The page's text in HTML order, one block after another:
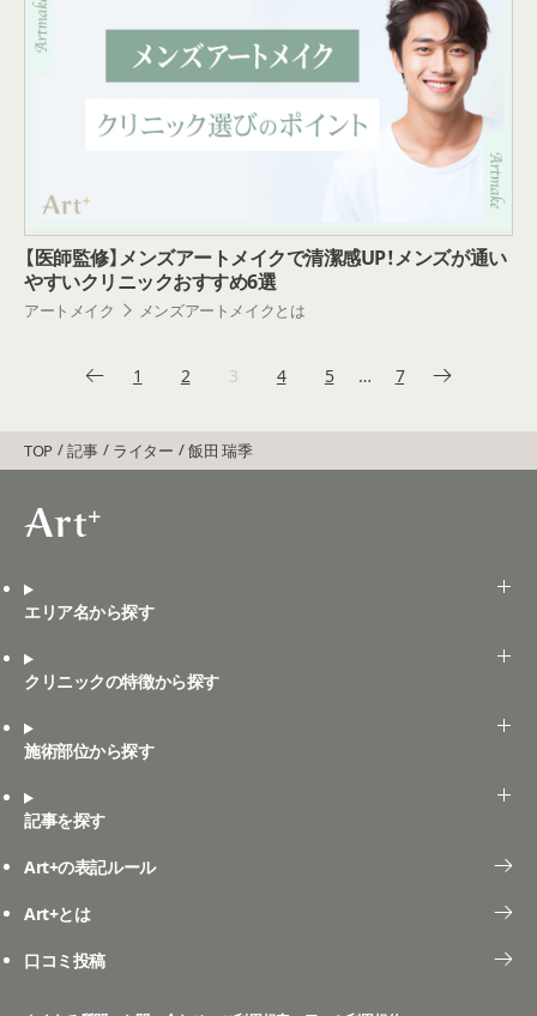
【医師監修】メンズアートメイクで清潔感UP！メンズが通い
やすいクリニックおすすめ6選
アートメイク メンズアートメイクとは
1 2 3 4 5 … 7
TOP 記事 ライター 飯田 瑞季
エリア名から探す
クリニックの特徴から探す
施術部位から探す
記事を探す
Art+の表記ルール
Art+とは
口コミ投稿